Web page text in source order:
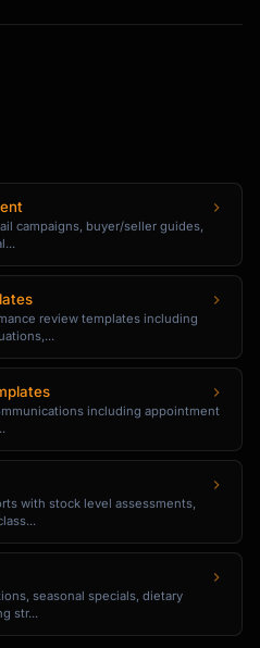
campaigns, buyer/seller guides,
review templates including
including appointment
with stock level assessments,
seasonal specials, dietary
str...